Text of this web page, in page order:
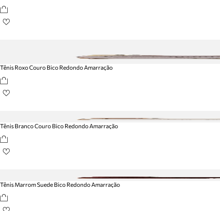
Tênis Roxo Couro Bico Redondo Amarração
Tênis Branco Couro Bico Redondo Amarração
Tênis Marrom Suede Bico Redondo Amarração